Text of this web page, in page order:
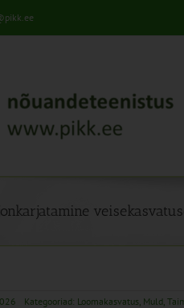
Kategooriad: Loomakasvatus, Muld,